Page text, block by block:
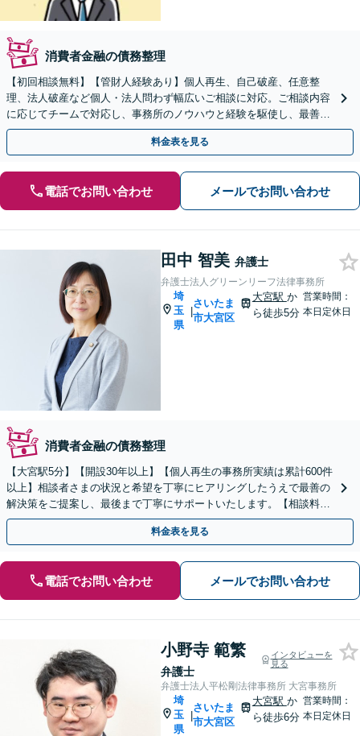
消費者金融の債務整理
【初回相談無料】【管財人経験あり】個人再生、自己破産、任意整
理、法人破産など個人・法人問わず幅広いご相談に対応。ご相談内容
に応じてチームで対応し、事務所のノウハウと経験を駆使し、最善の
解決を目指します【法テラス利用OK】【せんげん台駅5分】
料金表を見る
電話でお問い合わせ メールでお問い合わせ
田中 智美 弁護士
弁護士法人グリーンリーフ法律事務所
埼
玉
県
|
さいたま
市大宮区
大宮駅 か
ら徒歩5分
営業時間：
本日定休日
消費者金融の債務整理
【大宮駅5分】【開設30年以上】【個人再生の事務所実績は累計600件
以上】相談者さまの状況と希望を丁寧にヒアリングしたうえで最善の
解決策をご提案し、最後まで丁寧にサポートいたします。【相談料無
料】【電話相談可】【休日・夜間対応】
料金表を見る
電話でお問い合わせ メールでお問い合わせ
小野寺 範繁
弁護士
インタビューを
見る
弁護士法人平松剛法律事務所 大宮事務所
埼
玉
県
|
さいたま
市大宮区
大宮駅 か
ら徒歩6分
営業時間：
本日定休日